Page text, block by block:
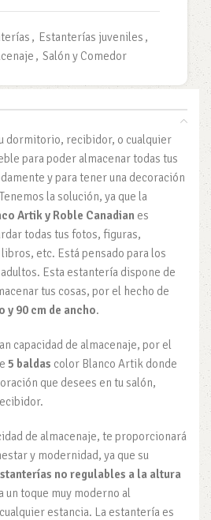
, Estanterías juveniles ,
, Salón y Comedor
dormitorio, recibidor, o cualquier
para poder almacenar todas tus
y para tener una decoración
la solución, ya que la
Artik y Roble Canadian es
todas tus fotos, figuras,
etc. Está pensado para los
Esta estantería dispone de
tus cosas, por el hecho de
y 90 cm de ancho.
capacidad de almacenaje, por el
5 baldas color Blanco Artik donde
que desees en tu salón,
de almacenaje, te proporcionará
y modernidad, ya que su
no regulables a la altura
un toque muy moderno al
estancia. La estantería es